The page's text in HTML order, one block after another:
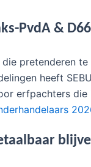
PvdA &
pretenderen
heeft
erfpachters